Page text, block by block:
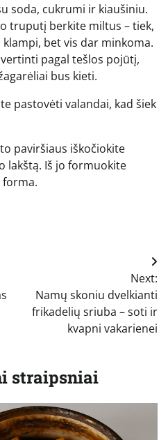
soda, cukrumi ir kiaušiniu.
truputį berkite miltus – tiek,
bet vis dar minkoma.
pagal tešlos pojūtį,
bus kieti.
pastovėti valandai, kad šiek
paviršiaus iškočiokite
lakštą. Iš jo formuokite
forma.
Next:
Namų skoniu dvelkianti
frikadelių sriuba – soti ir
kvapni vakarienei
straipsniai